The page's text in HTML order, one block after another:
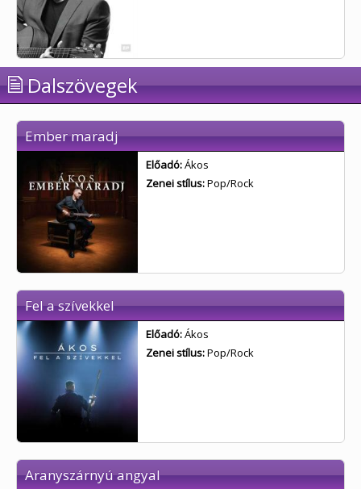
Dalszövegek
Ember maradj
Előadó:Ákos
Zenei stílus:Pop/Rock
Fel a szívekkel
Előadó:Ákos
Zenei stílus:Pop/Rock
Aranyszárnyú angyal